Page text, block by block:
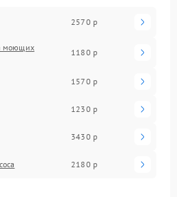
2570 р
моющих
1180 р
1570 р
1230 р
3430 р
2180 р